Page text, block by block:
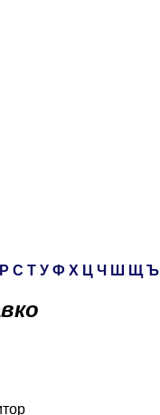
Р С Т У Ф Х Ц Ч Ш Щ Ъ